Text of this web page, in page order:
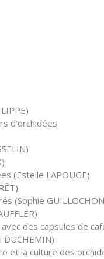
d’orchidées
(Estelle LAPOUGE)
(Sophie
des capsules de
DUCHEMIN)
et la culture des